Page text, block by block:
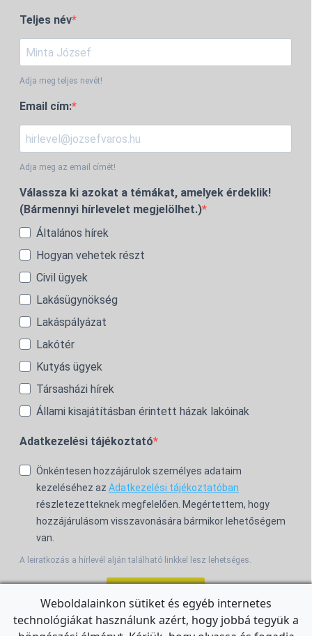
Teljes név
Adja meg teljes nevét!
Email cím:
Adja meg az email címét!
Válassza ki azokat a témákat, amelyek érdeklik!
(Bármennyi hírlevelet megjelölhet.)
Általános hírek
Hogyan vehetek részt
Civil ügyek
Lakásügynökség
Lakáspályázat
Lakótér
Kutyás ügyek
Társasházi hírek
Állami kisajátításban érintett házak lakóinak
Adatkezelési tájékoztató
Önkéntesen hozzájárulok személyes adataim
kezeléséhez az Adatkezelési tájékoztatóban
részletezetteknek megfelelően. Megértettem, hogy
hozzájárulásom visszavonására bármikor lehetőségem
van.
A leiratkozás a hírlevél alján található linkkel lesz lehetséges.
For the English Newsletter, clickHERE.
Weboldalainkon sütiket és egyéb internetes
technológiákat használunk azért, hogy jobbá tegyük a